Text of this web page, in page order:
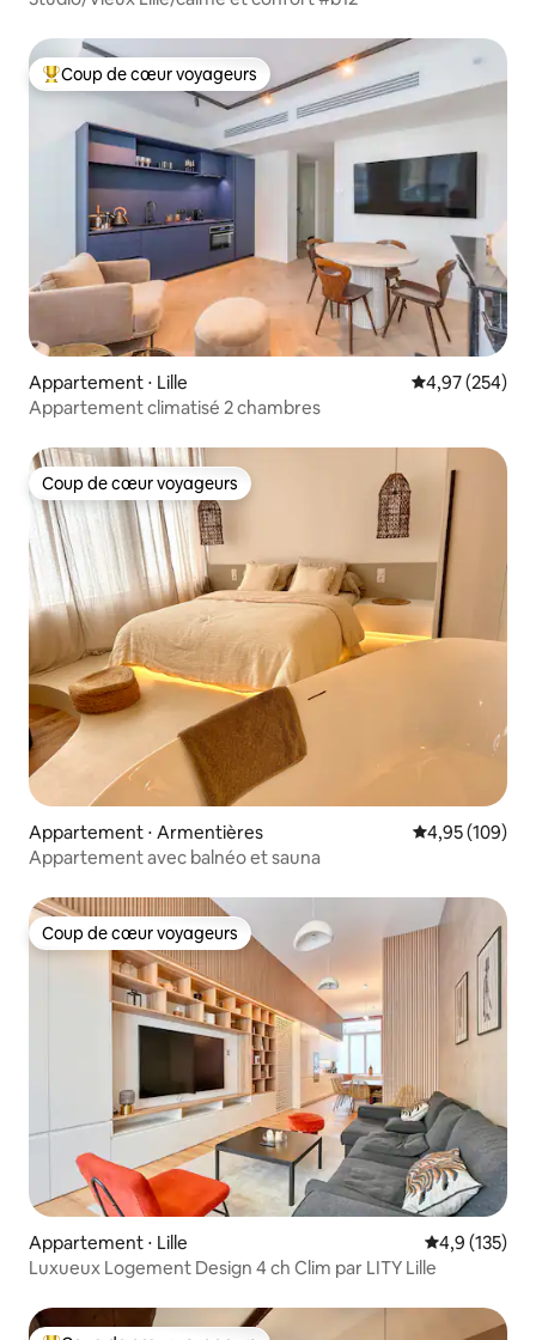
Coups de cœur voyageurs les plus appréciés
Coup de cœur voyageurs
Appartement ⋅ Lille Évaluation
4,97 (254)
Appartement climatisé 2 chambres
Coup de cœur voyageurs
Coup de cœur voyageurs
Appartement ⋅ Armentières Évaluation
4,95 (109)
Appartement avec balnéo et sauna
Coup de cœur voyageurs
Coup de cœur voyageurs
Appartement ⋅ Lille Évaluation
4,9 (135)
Luxueux Logement Design 4 ch Clim par LITY Lille